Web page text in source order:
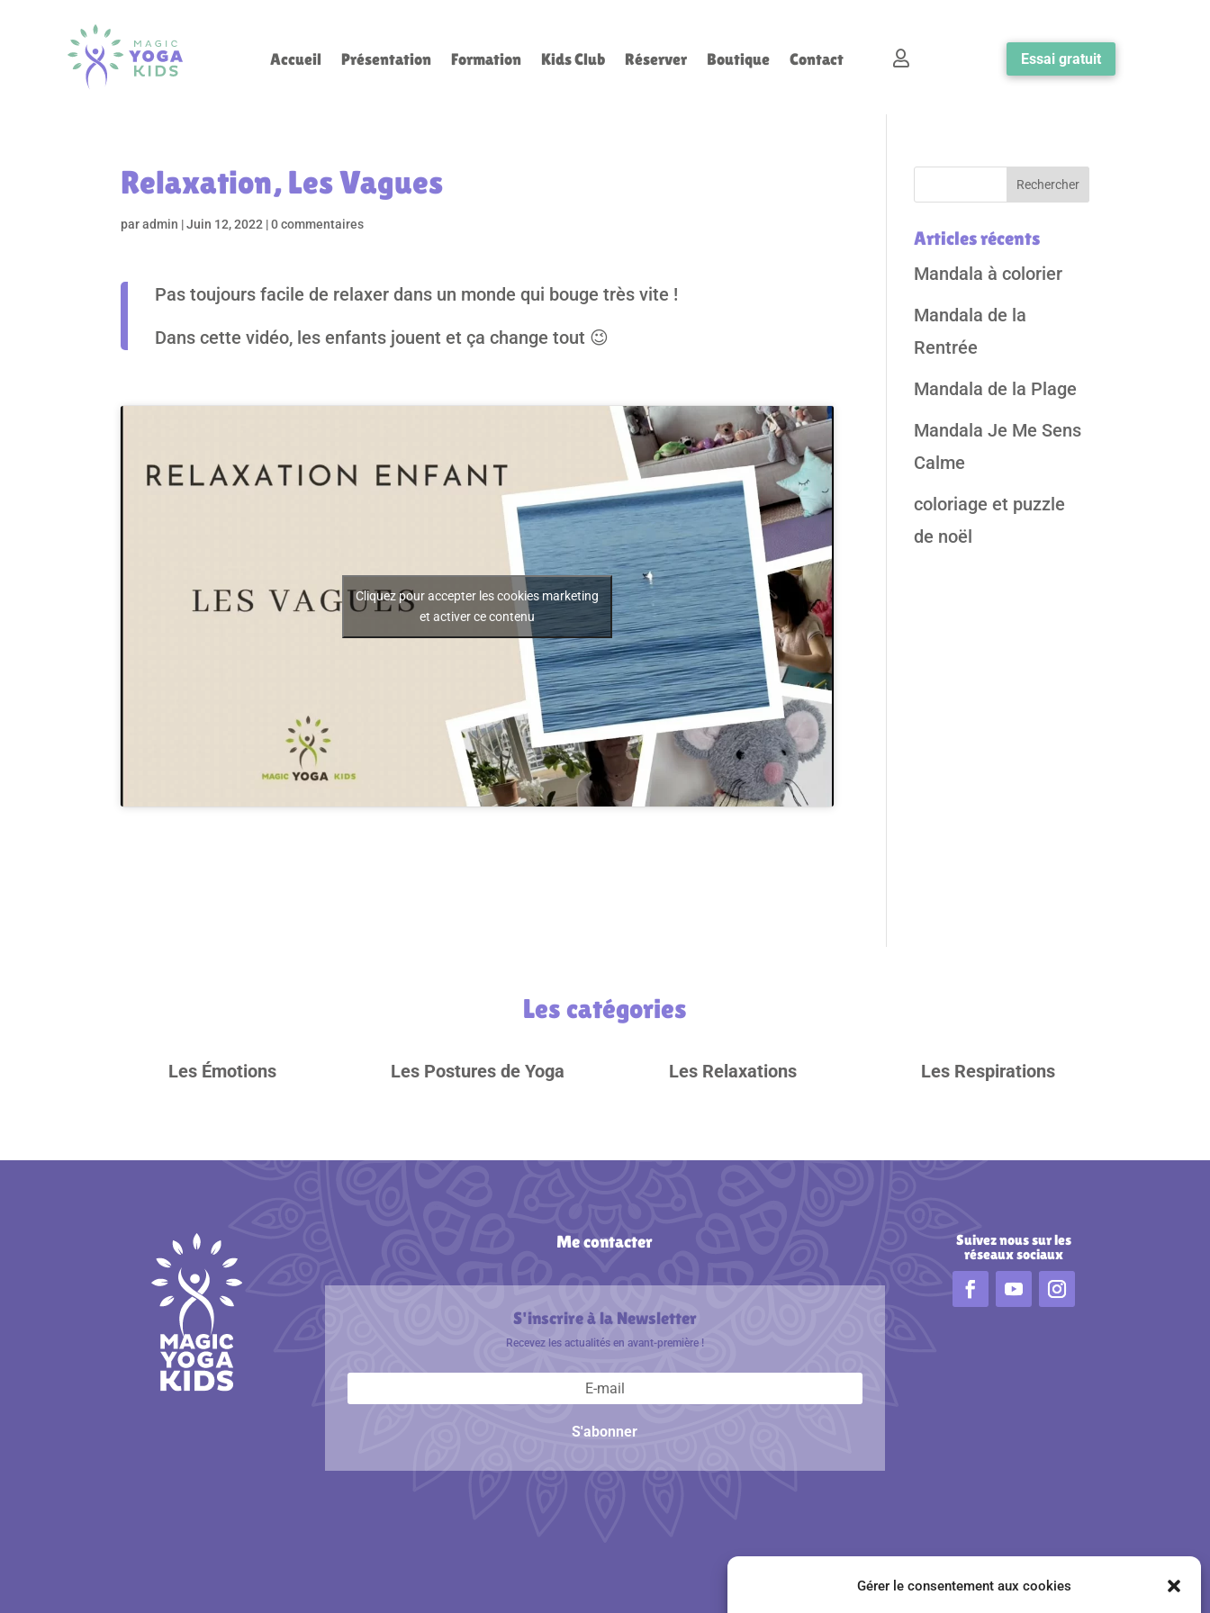
Gérer le consentement aux cookies
Accueil Présentation Formation Kids Club Réserver Boutique Contact  Essai gratuit
Relaxation, Les Vagues
paradmin |Juin 12, 2022 |0 commentaires
Pas toujours facile de relaxer dans un monde qui bouge très vite !
Dans cette vidéo, les enfants jouent et ça change tout 😉
Cliquez pour accepter les cookies marketing
et activer ce contenu
Articles récents
Mandala à colorier
Mandala de la
Rentrée
Mandala de la Plage
Mandala Je Me Sens
Calme
coloriage et puzzle
de noël
Les catégories
Les Émotions Les Postures de Yoga Les Relaxations Les Respirations
Me contacter
S'inscrire à la Newsletter
Recevez les actualités en avant-première !
S'abonner
Suivez noussur les
réseaux sociaux